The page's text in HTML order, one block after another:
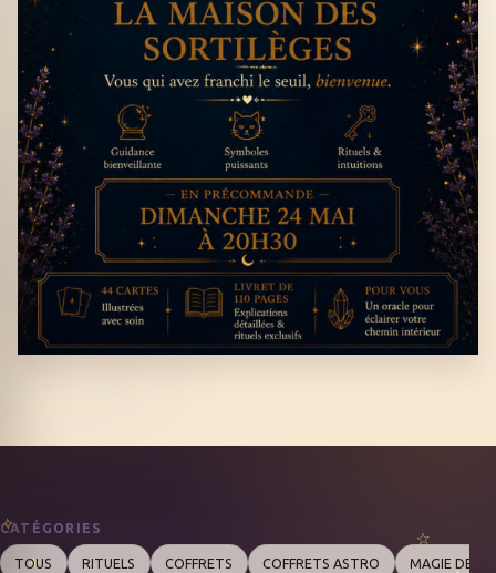
CATÉGORIES
TOUS RITUELS COFFRETS COFFRETS ASTRO MAGIE DES